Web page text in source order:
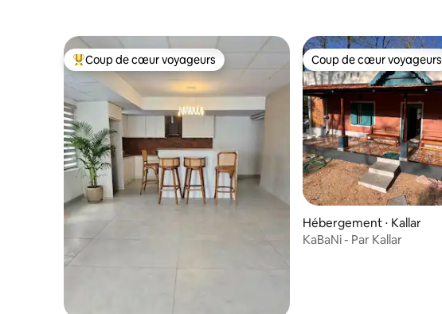
Coups de cœur voyageurs les plus appréciés
Coup de cœur voyageurs Coup de cœur voyageurs
Coup de cœur voyageurs
Hébergement ⋅ Kallar
KaBaNi - Par Kallar